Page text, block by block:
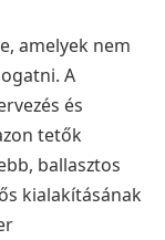
amelyek nem
A
és
tetők
ballasztos
kialakításának